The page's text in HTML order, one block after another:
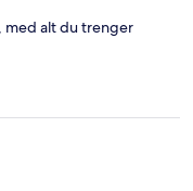
med alt du trenger